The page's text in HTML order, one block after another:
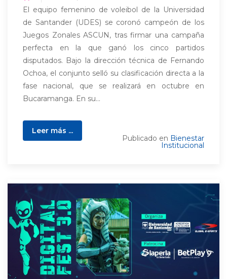
El equipo femenino de voleibol de la Universidad
de Santander (UDES) se coronó campeón de los
Juegos Zonales ASCUN, tras firmar una campaña
perfecta en la que ganó los cinco partidos
disputados. Bajo la dirección técnica de Fernando
Ochoa, el conjunto selló su clasificación directa a la
fase nacional, que se realizará en octubre en
Bucaramanga. En su...
Leer más ...
Publicado en Bienestar
Institucional